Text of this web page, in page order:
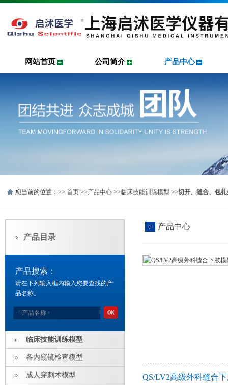
网站首页 公司简介 产品中心
您当前的位置：>> 首页 >>产品中心 >>临床技能训练模型 >>切开、缝合、包
产品中心
QS/LV2高级外科缝合
产品目录
产品搜索：
请在下列输入框内输入您要查找的产
品名称。
临床技能训练模型
各内窥镜检查模型
成人穿刺术模型